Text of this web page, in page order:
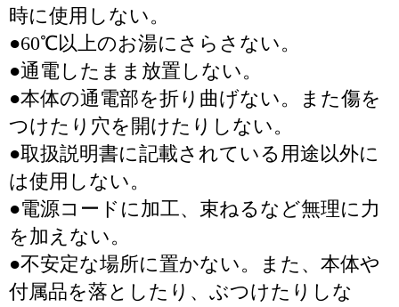
時に使用しない。
●60℃以上のお湯にさらさない。
●通電したまま放置しない。
●本体の通電部を折り曲げない。また傷を
つけたり穴を開けたりしない。
●取扱説明書に記載されている用途以外に
は使用しない。
●電源コードに加工、束ねるなど無理に力
を加えない。
●不安定な場所に置かない。また、本体や
付属品を落としたり、ぶつけたりしな